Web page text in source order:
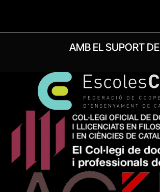
AMB EL SUPORT DE